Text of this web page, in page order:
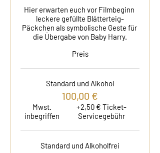
Hier erwarten euch vor Filmbeginn
leckere gefüllte Blätterteig-
Päckchen als symbolische Geste für
die Übergabe von Baby Harry.
Preis
Standard und Alkohol
100,00 €
Mwst.
inbegriffen
+2,50 € Ticket-
Servicegebühr
Standard und Alkoholfrei